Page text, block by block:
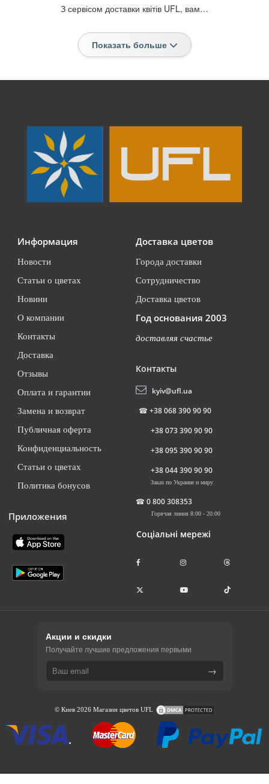
З сервісом доставки квітів UFL, вам…
Показать больше
Информация
Новости
Статьи о цветах
Новини
О компании
Контакты
Доставка
Отзывы
Оплата и гарантии
Замена и возврат
Публичная оферта
Конфиденциальность
Статьи о цветах
Политика бонусов
Приложения
Доставка цветов
Города доставки
Сотрудничество
Доставка цветов
Год основания 2003
доставляя счастье
Контакты
kyiv@ufl.ua
☎ +38 068 390 90 90
+38 073 390 90 90
+38 095 390 90 90
+38 044 390 90 90
Заказ по Украине и миру
☎ 0 800 308353
Горячая линия 8:00 - 20:00
Соціальні мережі
Акции и скидки
Получайте лучшие предложения первыми
→
© Киев 2026 Магазин цветов UFL